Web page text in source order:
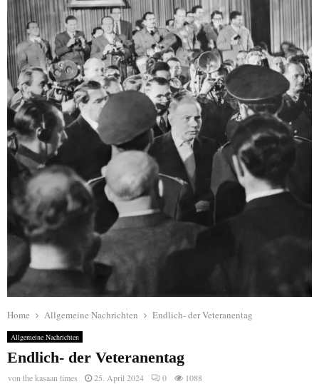
Home Allgemeine Nachrichten Endlich- der Veteranentag
Allgemeine Nachrichten
Endlich- der Veteranentag
von the kasaan times 25. April 2024 0 1088